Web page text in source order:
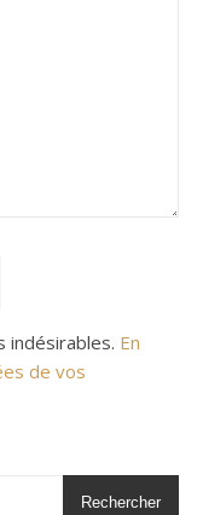
indésirables. En
de vos
Rechercher